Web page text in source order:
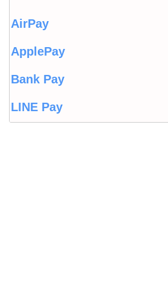
AirPay
ApplePay
Bank Pay
LINE Pay